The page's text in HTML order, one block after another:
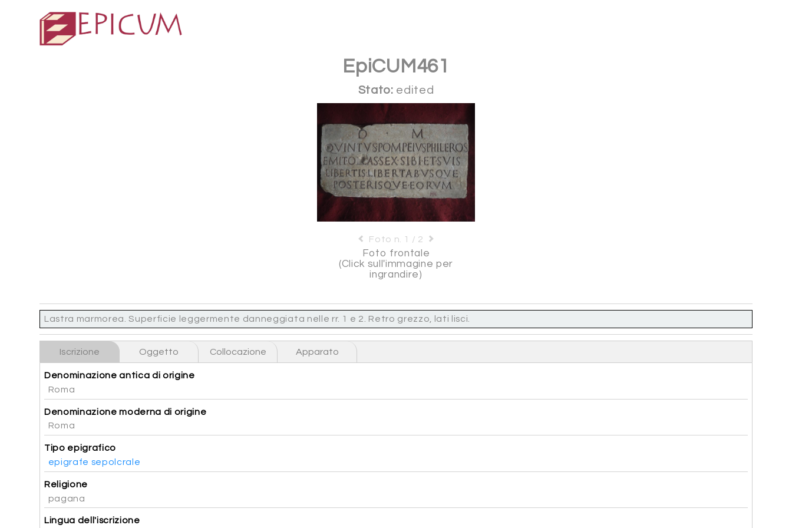
EpiCUM461
Stato: edited
Foto n. 1 / 2
Foto frontale
(Click sull'immagine per
ingrandire)
Lastra marmorea. Superficie leggermente danneggiata nelle rr. 1 e 2. Retro grezzo, lati lisci.
Iscrizione Oggetto Collocazione Apparato
Denominazione antica di origine
Roma
Denominazione moderna di origine
Roma
Tipo epigrafico
epigrafe sepolcrale
Religione
pagana
Lingua dell'iscrizione